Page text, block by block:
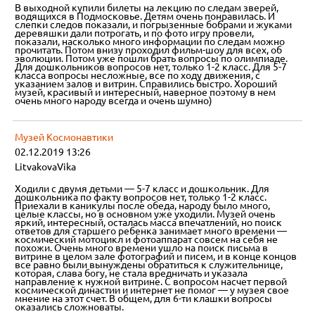
В выходной купили билеты на лекцию по следам зверей,
водящихся в Подмосковье. Детям очень понравилась. И
слепки следов показали, и погрызенные бобрами и жуками
деревяшки дали потрогать, и по фото игру провели,
показали, насколько много информации по следам можно
прочитать. Потом внизу проходил фильм-шоу для всех, об
эволюции. Потом уже пошли брать вопросы по олимпиаде.
Для дошкольников вопросов нет, только 1-2 класс. Для 5-7
класса вопросы несложные, все по ходу движения, с
указанием залов и витрин. Справились быстро. Хороший
музей, красивый и интересный, наверное поэтому в нем
очень много народу всегда и очень шумно)
Музей Космонавтики
02.12.2019 13:26
LitvakovaVika
Ходили с двумя детьми — 5-7 класс и дошкольник. Для
дошкольника по факту вопросов нет, только 1-2 класс.
Приехали в каникулы после обеда, народу было много,
целые классы, но в основном уже уходили. Музей очень
яркий, интересный, осталась масса впечатлений, но поиск
ответов для старшего ребенка занимает много времени —
космический мотоцикл и фотоаппарат совсем на себя не
похожи. Очень много времени ушло на поиск письма в
витрине в целом зале фотографий и писем, и в конце концов
все равно были вынуждены обратиться к служительнице,
которая, слава богу, не стала вредничать и указала
направление к нужной витрине. С вопросом насчет первой
космической династии и интернет не помог — у музея свое
мнение на этот счет. В общем, для 6-ти клашки вопросы
оказались сложноваты.